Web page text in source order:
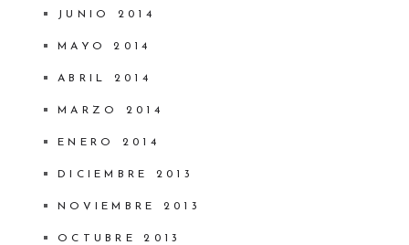
JUNIO 2014
MAYO 2014
ABRIL 2014
MARZO 2014
ENERO 2014
DICIEMBRE 2013
NOVIEMBRE 2013
OCTUBRE 2013